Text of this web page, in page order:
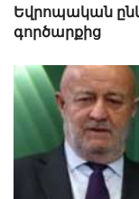
Եվրոպական
գործարքից